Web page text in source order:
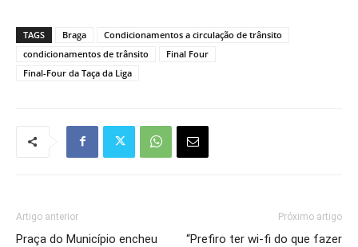
TAGS Braga
Condicionamentos a circulação de trânsito
condicionamentos de trânsito
Final Four
Final-Four da Taça da Liga
Artigo anterior
Praça do Município encheu
Próximo artigo
“Prefiro ter wi-fi do que fazer